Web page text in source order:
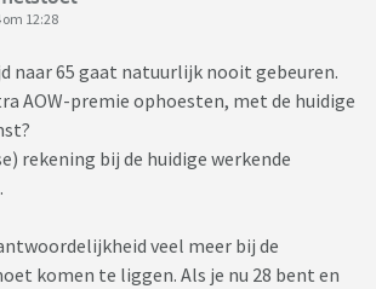
om 12:28
naar 65 gaat natuurlijk nooit gebeuren.
AOW-premie ophoesten, met de huidige
rekening bij de huidige werkende
veel meer bij de
komen te liggen. Als je nu 28 bent en